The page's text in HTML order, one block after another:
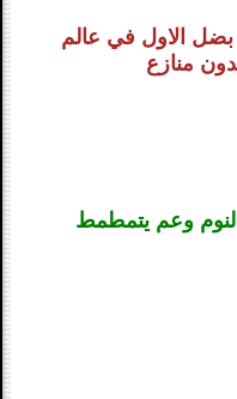
الاول في عالم
منازع
وعم يتمطمط